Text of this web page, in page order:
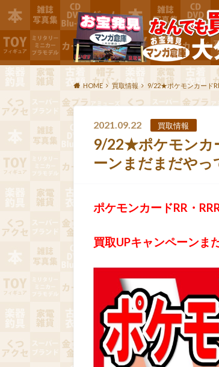
HOME 買取情報 9/22★ポケモンカード
2021.09.22 買取情報
9/22★ポケモンカ
ーンまだまだや
ポケモンカードRR・
買取UPキャンペーンま